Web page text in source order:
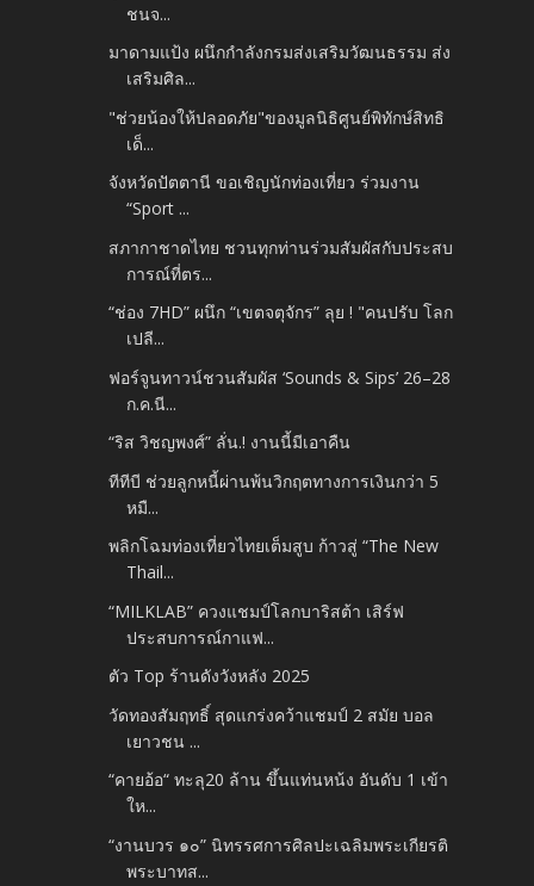
ชนจ...
มาดามแป้ง ผนึกกำลังกรมส่งเสริมวัฒนธรรม ส่ง
เสริมศิล...
"ช่วยน้องให้ปลอดภัย"ของมูลนิธิศูนย์พิทักษ์สิทธิ
เด็...
จังหวัดปัตตานี ขอเชิญนักท่องเที่ยว ร่วมงาน
“Sport ...
สภากาชาดไทย ชวนทุกท่านร่วมสัมผัสกับประสบ
การณ์ที่ตร...
“ช่อง 7HD” ผนึก “เขตจตุจักร” ลุย ! "คนปรับ โลก
เปลี...
ฟอร์จูนทาวน์ชวนสัมผัส ‘Sounds & Sips’ 26–28
ก.ค.นี...
“ริส วิชญพงศ์” ลั่น.! งานนี้มีเอาคืน
ทีทีบี ช่วยลูกหนี้ผ่านพ้นวิกฤตทางการเงินกว่า 5
หมื...
พลิกโฉมท่องเที่ยวไทยเต็มสูบ ก้าวสู่ “The New
Thail...
“MILKLAB” ควงแชมป์โลกบาริสต้า เสิร์ฟ
ประสบการณ์กาแฟ...
ตัว Top ร้านดังวังหลัง 2025
วัดทองสัมฤทธิ์ สุดแกร่งคว้าแชมป์ 2 สมัย บอล
เยาวชน ...
“คายอ้อ“ ทะลุ20 ล้าน ขึ้นแท่นหน้ง อันดับ 1 เข้า
ให...
“งานบวร ๑๐” นิทรรศการศิลปะเฉลิมพระเกียรติ
พระบาทส...